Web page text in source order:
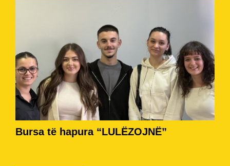
Bursa të hapura “LULËZOJNË”